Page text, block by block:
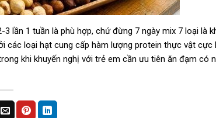
lần 1 tuần là phù hợp, chứ đừng 7 ngày mix 7 loại là
các loại hạt cung cấp hàm lượng protein thực vật cực
khi khuyến nghị với trẻ em cần ưu tiên ăn đạm có